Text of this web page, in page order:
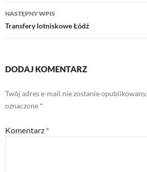
NASTĘPNY WPIS
Transfery lotniskowe Łódź
DODAJ KOMENTARZ
Twój adres e-mail nie zostanie opublikowany.
oznaczone *
Komentarz *